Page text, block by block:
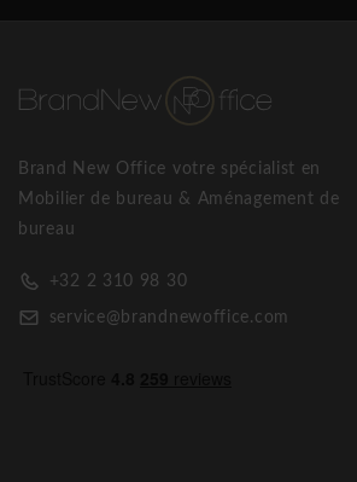
Brand New Office votre spécialist en
Mobilier de bureau & Aménagement de
bureau
+32 2 310 98 30
service@brandnewoffice.com